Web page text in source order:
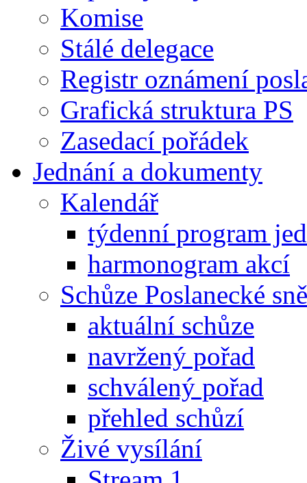
Komise
Stálé delegace
Registr oznámení
Grafická struktura PS
Zasedací pořádek
Jednání a dokumenty
Kalendář
týdenní program
harmonogram akcí
Schůze Poslanecké
aktuální schůze
navržený pořad
schválený pořad
přehled schůzí
Živé vysílání